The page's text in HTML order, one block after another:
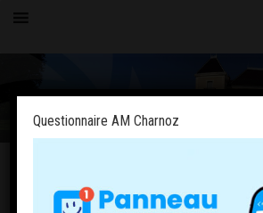
Toutes les
LE VILLAGE
Questionnaire AM Charnoz